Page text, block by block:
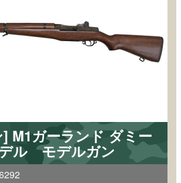
M1ガーランド ダミー
ル モデルガン